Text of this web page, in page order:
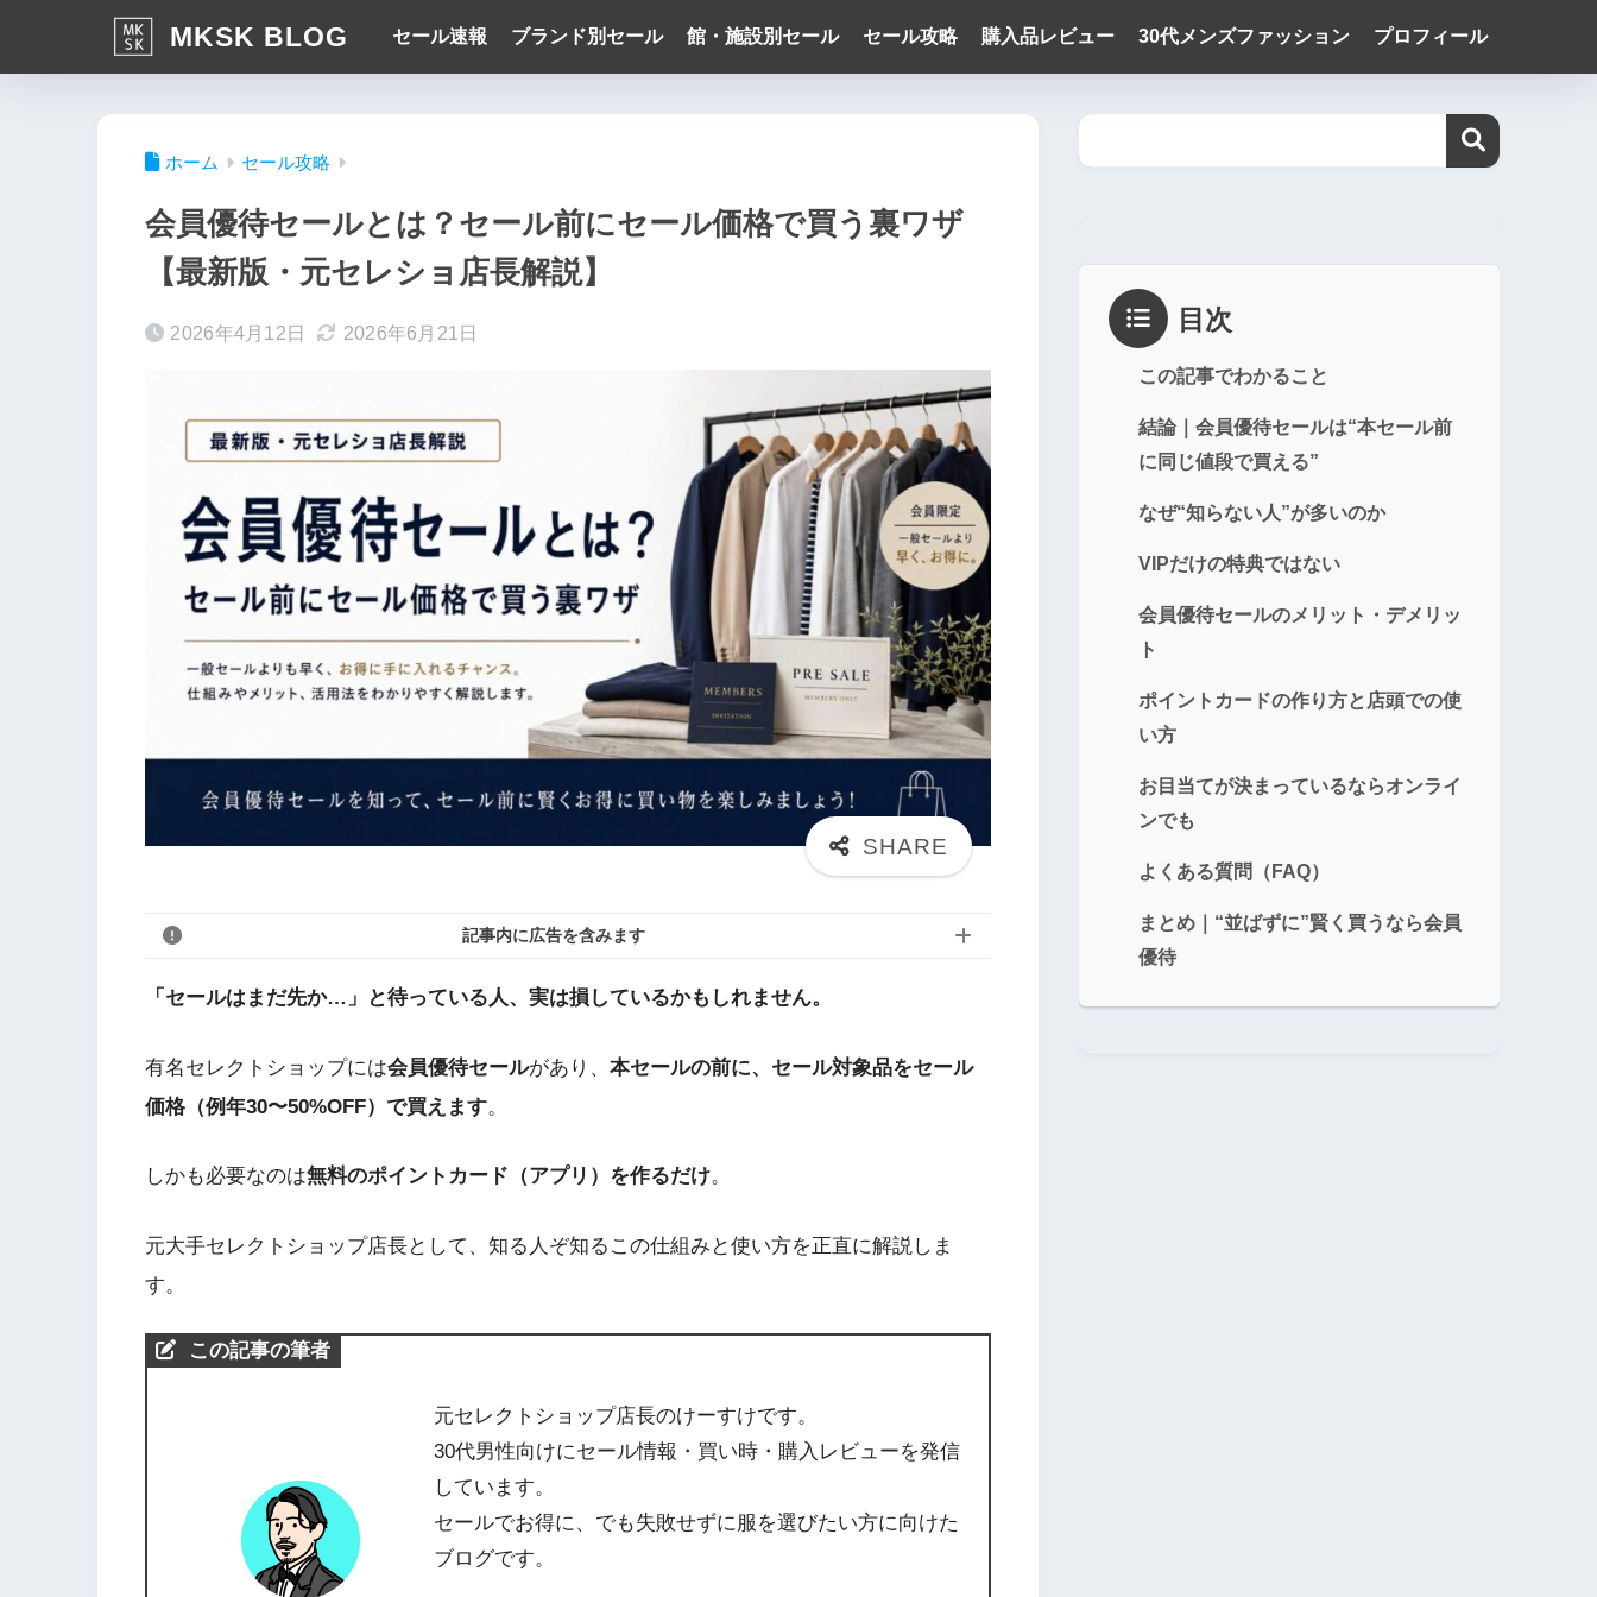
MKSK BLOG セール速報 ブランド別セール 館・施設別セール セール攻略 購入品レビュー 30代メンズファッション プロフィール
ホーム セール攻略
会員優待セールとは？セール前にセール価格で買う裏ワザ
【最新版・元セレショ店長解説】
2026年4月12日 2026年6月21日
記事内に広告を含みます
「セールはまだ先か…」と待っている人、実は損しているかもしれません。
有名セレクトショップには会員優待セールがあり、 本セールの前に、セール対象品をセール
価格（例年30〜50%OFF）で買えます。
しかも必要なのは無料のポイントカード（アプリ）を作るだけ。
元大手セレクトショップ店長として、知る人ぞ知るこの仕組みと使い方を正直に解説しま
す。
この記事の筆者
元セレクトショップ店長のけーすけです。
30代男性向けにセール情報・買い時・購入レビューを発信
しています。
セールでお得に、でも失敗せずに服を選びたい方に向けた
ブログです。
目次
この記事でわかること
結論｜会員優待セールは“本セール前
に同じ値段で買える”
なぜ“知らない人”が多いのか
VIPだけの特典ではない
会員優待セールのメリット・デメリッ
ト
ポイントカードの作り方と店頭での使
い方
お目当てが決まっているならオンライ
ンでも
よくある質問（FAQ）
まとめ｜“並ばずに”賢く買うなら会員
優待